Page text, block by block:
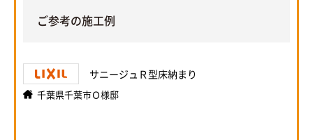
ご参考の施工例
サニージュＲ型床納まり
千葉県千葉市Ｏ様邸